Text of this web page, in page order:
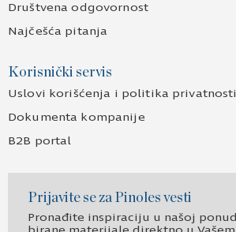
Društvena odgovornost
Najčešća pitanja
Korisnički servis
Uslovi korišćenja i politika privatnosti
Dokumenta kompanije
B2B portal
Prijavite se za Pinoles vesti
Pronađite inspiraciju u našoj